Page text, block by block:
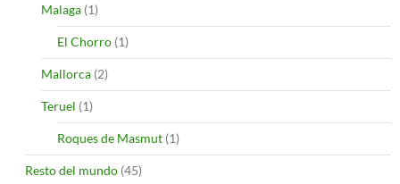
Malaga (1)
El Chorro (1)
Mallorca (2)
Teruel (1)
Roques de Masmut (1)
Resto del mundo (45)